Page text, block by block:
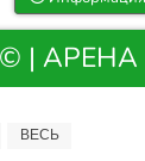
ВЕСЬ